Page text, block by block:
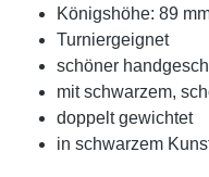
Königshöhe: 89
Turniergeignet
schöner
mit schwarzem,
doppelt gewichtet
in schwarzem